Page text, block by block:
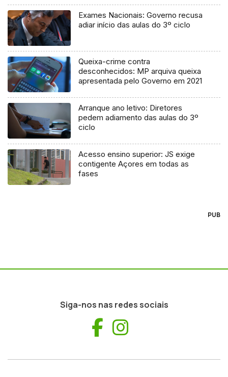
Exames Nacionais: Governo recusa
adiar início das aulas do 3º ciclo
Queixa-crime contra
desconhecidos: MP arquiva queixa
apresentada pelo Governo em 2021
Arranque ano letivo: Diretores
pedem adiamento das aulas do 3º
ciclo
Acesso ensino superior: JS exige
contigente Açores em todas as
fases
PUB
Siga-nos nas redes sociais
Facebook